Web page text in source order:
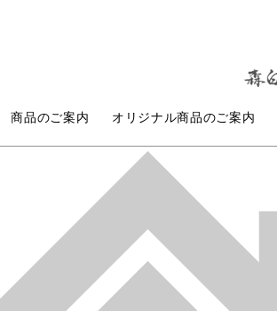
商品のご案内 オリジナル商品のご案内